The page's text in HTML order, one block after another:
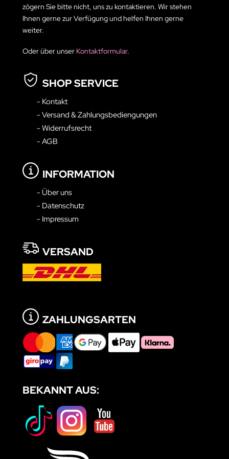
zögern Sie bitte nicht, uns zu kontaktieren. Wir stehen
Ihnen gerne zur Verfügung und helfen Ihnen gerne
weiter.
Oder über unser Kontaktformular.
SHOP SERVICE
- Kontakt
- Versand & Zahlungsbediengungen
- Widerrufsrecht
- AGB
INFORMATION
- Über uns
- Datenschutz
- Impressum
VERSAND
ZAHLUNGSARTEN
BEKANNT AUS: